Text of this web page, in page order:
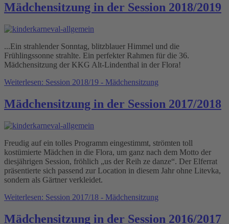
Mädchensitzung in der Session 2018/2019
...Ein strahlender Sonntag, blitzblauer Himmel und die
Frühlingssonne strahlte. Ein perfekter Rahmen für die 36.
Mädchensitzung der KKG Alt-Lindenthal in der Flora!
Weiterlesen: Session 2018/19 - Mädchensitzung
Mädchensitzung in der Session 2017/2018
Freudig auf ein tolles Programm eingestimmt, strömten toll
kostümierte Mädchen in die Flora, um ganz nach dem Motto der
diesjährigen Session, fröhlich „us der Reih ze danze“. Der Elferrat
präsentierte sich passend zur Location in diesem Jahr ohne Litevka,
sondern als Gärtner verkleidet.
Weiterlesen: Session 2017/18 - Mädchensitzung
Mädchensitzung in der Session 2016/2017